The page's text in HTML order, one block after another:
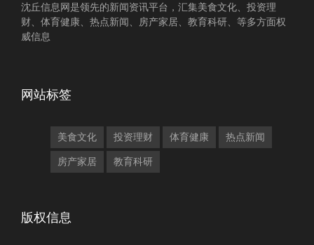
沈丘信息网是领先的新闻资讯平台，汇集美食文化、投资理
财、体育健康、热点新闻、房产家居、教育科研、等多方面权
威信息
网站标签
美食文化 投资理财 体育健康 热点新闻
房产家居 教育科研
版权信息